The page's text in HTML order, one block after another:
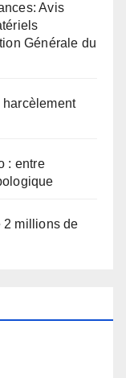
Avis
Générale du
: entre
2 millions de